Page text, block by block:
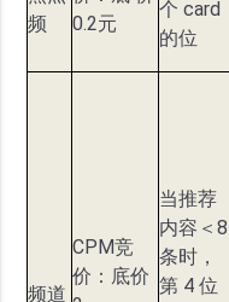
频
0.2元
个 card
的位
频道
CPM竞
价：底价
当推荐
内容＜8
条时，
第 4 位